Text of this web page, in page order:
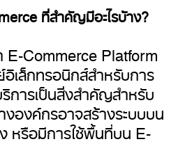
ที่สำคัญมีอะไรบ้าง?
E-Commerce Platform
ล็กทรอนิกส์สำหรับการ
การเป็นสิ่งสำคัญสำหรับ
องค์กรอาจสร้างระบบบน
หรือมีการใช้พื้นที่บน E-